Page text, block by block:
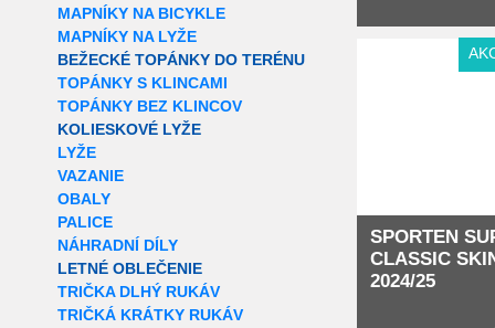
MAPNÍKY NA BICYKLE
MAPNÍKY NA LYŽE
BEŽECKÉ TOPÁNKY DO TERÉNU
TOPÁNKY S KLINCAMI
TOPÁNKY BEZ KLINCOV
KOLIESKOVÉ LYŽE
LYŽE
VAZANIE
OBALY
PALICE
NÁHRADNÍ DÍLY
LETNÉ OBLEČENIE
TRIČKA DLHÝ RUKÁV
TRIČKÁ KRÁTKY RUKÁV
SPORTEN
CLASSIC
2024/25